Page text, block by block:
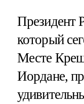
Президент
который
Месте
Иордане,